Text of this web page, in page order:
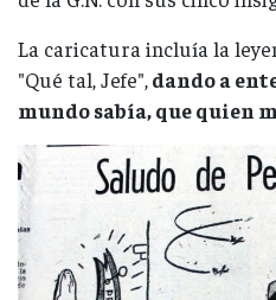
La caricatura incluía la
"Qué tal, Jefe",dando a
mundo sabía, que quien